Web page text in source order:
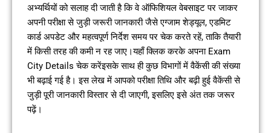
अभ्यर्थियों को सलाह दी जाती है कि वे ऑफिशियल वेबसाइट पर जाकर
अपनी परीक्षा से जुड़ी जरूरी जानकारी जैसे एग्जाम शेड्यूल, एडमिट
कार्ड अपडेट और महत्वपूर्ण निर्देश समय पर चेक करते रहें, ताकि तैयारी
में किसी तरह की कमी न रह जाए।यहाँ क्लिक करके अपना Exam
City Details चेक करेंइसके साथ ही कुछ विभागों में वैकेंसी की संख्या
भी बढ़ाई गई है। इस लेख में आपको परीक्षा तिथि और बढ़ी हुई वैकेंसी से
जुड़ी पूरी जानकारी विस्तार से दी जाएगी, इसलिए इसे अंत तक जरूर
पढ़ें।